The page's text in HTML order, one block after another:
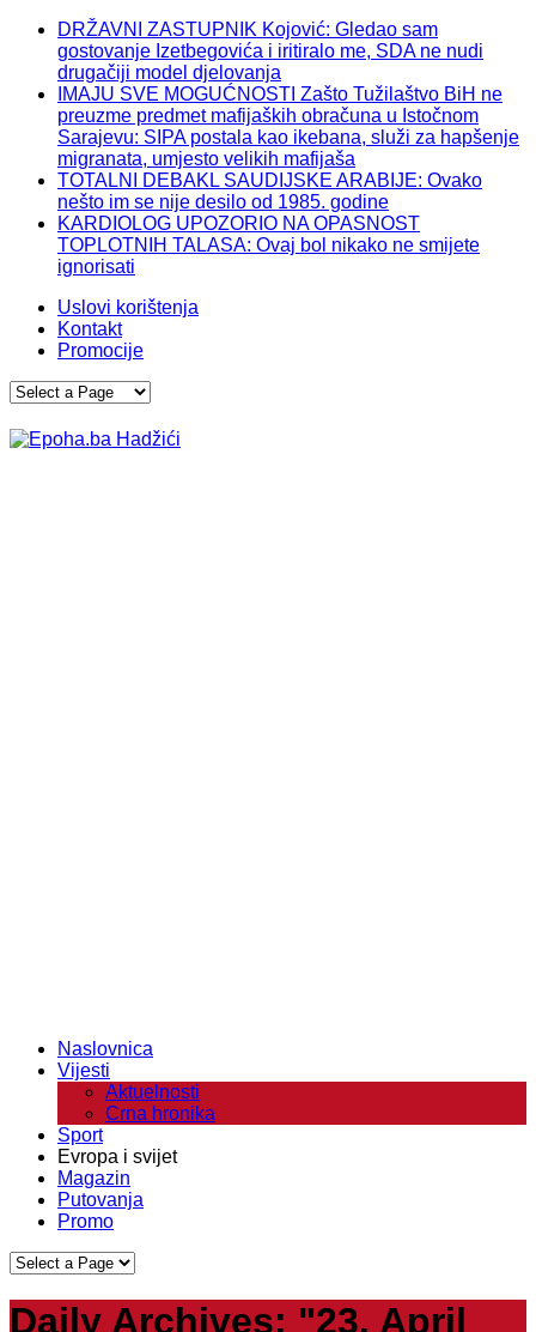
DRŽAVNI ZASTUPNIK Kojović: Gledao sam
gostovanje Izetbegovića i iritiralo me, SDA ne nudi
drugačiji model djelovanja
IMAJU SVE MOGUĆNOSTI Zašto Tužilaštvo BiH ne
preuzme predmet mafijaških obračuna u Istočnom
Sarajevu: SIPA postala kao ikebana, služi za hapšenje
migranata, umjesto velikih mafijaša
TOTALNI DEBAKL SAUDIJSKE ARABIJE: Ovako
nešto im se nije desilo od 1985. godine
KARDIOLOG UPOZORIO NA OPASNOST
TOPLOTNIH TALASA: Ovaj bol nikako ne smijete
ignorisati
Uslovi korištenja
Kontakt
Promocije
Naslovnica
Vijesti
Aktuelnosti
Crna hronika
Sport
Evropa i svijet
Magazin
Putovanja
Promo
Daily Archives: "23. April